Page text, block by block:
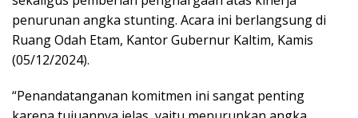
penurunan angka stunting. Acara ini berlangsung di
Ruang Odah Etam, Kantor Gubernur Kaltim, Kamis
(05/12/2024).
“Penandatanganan komitmen ini sangat penting